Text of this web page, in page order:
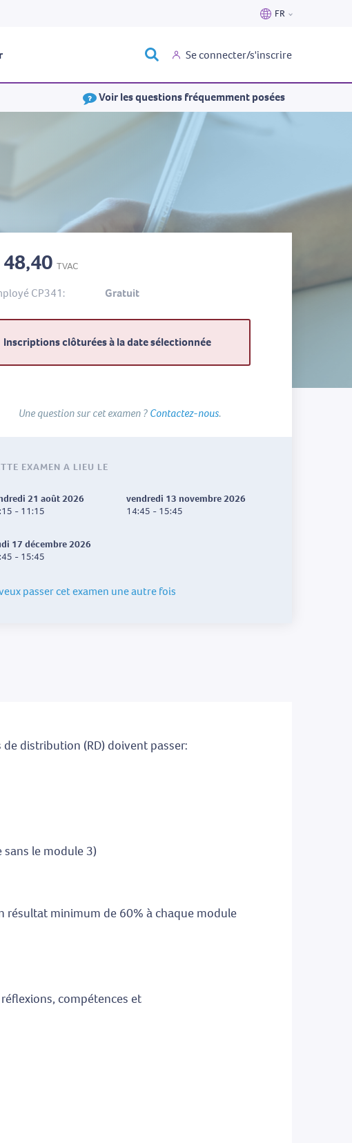
FR
Français
Se connecter/s'inscrire
Voir les questions fréquemment posées
TVAC
CP341: Gratuit
Inscriptions clôturées à la date sélectionnée
Une question sur cet examen ?Contactez-nous.
EXAMEN A LIEU LE
21 août 2026
- 11:15
vendredi 13 novembre 2026
14:45 - 15:45
17 décembre 2026
- 15:45
passer cet examen une autre fois
distribution (RD) doivent passer:
le module 3)
résultat minimum de 60% à chaque module
compétences et